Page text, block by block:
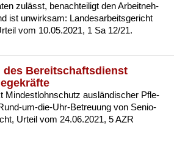
zulässt, be­nach­tei­ligt den Ar­beit­neh­
ist un­wirk­sam: Lan­des­ar­beits­ge­richt
vom 10.05.2021, 1 Sa 12/21.
des Bereitschaftsdienst
Min­dest­lohn­schutz ausländi­scher Pfle­
um-die-Uhr-Be­treu­ung von Se­nio­
Ur­teil vom 24.06.2021, 5 AZR